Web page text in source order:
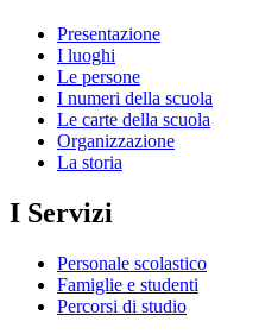
Presentazione
I luoghi
Le persone
I numeri della scuola
Le carte della scuola
Organizzazione
La storia
I Servizi
Personale scolastico
Famiglie e studenti
Percorsi di studio